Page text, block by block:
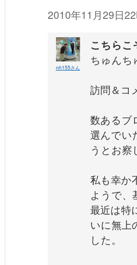
2010年11月29日
nh155さん
こちらこ
ちゅんち
訪問＆コ
数あるブ
選んでい
うとお察
私も幸か
ようで、
最近は特
いに無上
した。